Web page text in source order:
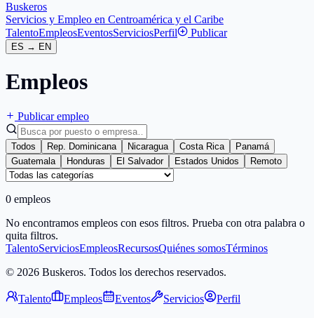
Buskeros
Servicios y Empleo en Centroamérica y el Caribe
TalentoEmpleosEventosServiciosPerfil Publicar
ES → EN
Empleos
Publicar empleo
Todos Rep. Dominicana Nicaragua Costa Rica
Panamá
Guatemala
Honduras El Salvador Estados Unidos Remoto
0 empleos
No encontramos empleos con esos filtros. Prueba con otra palabra o
quita filtros.
TalentoServiciosEmpleosRecursosQuiénes somosTérminos
© 2026 Buskeros. Todos los derechos reservados.
Talento Empleos Eventos Servicios Perfil